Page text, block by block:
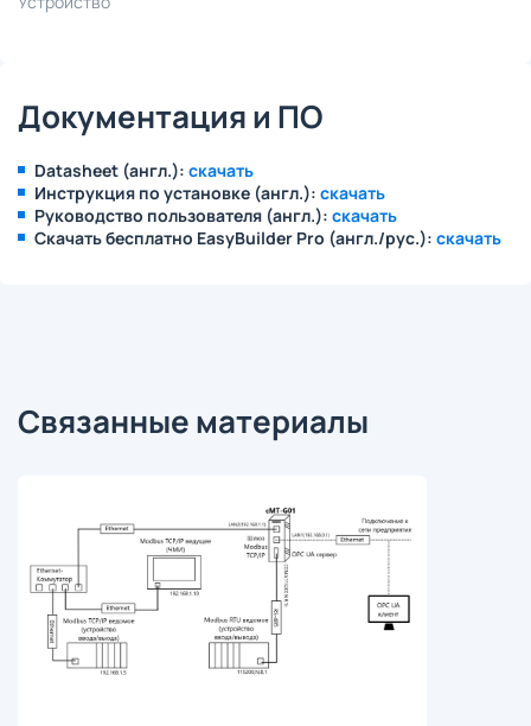
Документация и ПО
Datasheet (англ.): скачать
Инструкция по установке (англ.): скачать
Руководство пользователя (англ.): скачать
Скачать бесплатно EasyBuilder Pro (англ./рус.): скачать
Связанные материалы